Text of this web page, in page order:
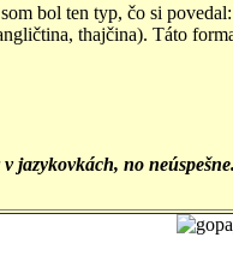
bol ten typ, čo si
thajčina). Táto
jazykovkách, no